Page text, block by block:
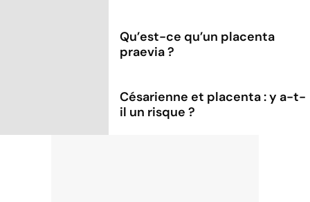
Qu’est-ce qu’un placenta
praevia ?
Césarienne et placenta : y a-t-
il un risque ?